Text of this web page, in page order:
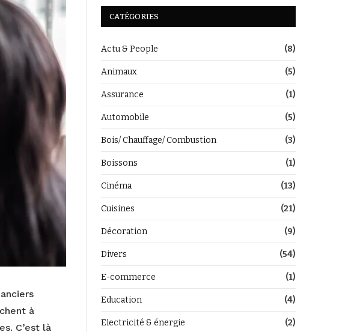
à
C’est là
CATÉGORIES
Actu & People (8)
Animaux (5)
Assurance (1)
Automobile (5)
Bois/ Chauffage/ Combustion (3)
Boissons (1)
Cinéma (13)
Cuisines (21)
Décoration (9)
Divers (54)
E-commerce (1)
Education (4)
Electricité & énergie (2)